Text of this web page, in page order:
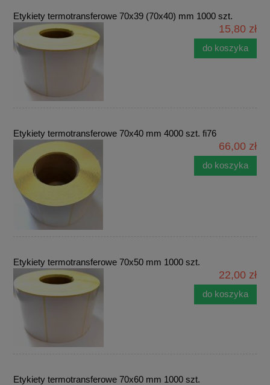
Etykiety termotransferowe 70x39 (70x40) mm 1000 szt.
15,80 zł
do koszyka
Etykiety termotransferowe 70x40 mm 4000 szt. fi76
66,00 zł
do koszyka
Etykiety termotransferowe 70x50 mm 1000 szt.
22,00 zł
do koszyka
Etykiety termotransferowe 70x60 mm 1000 szt.